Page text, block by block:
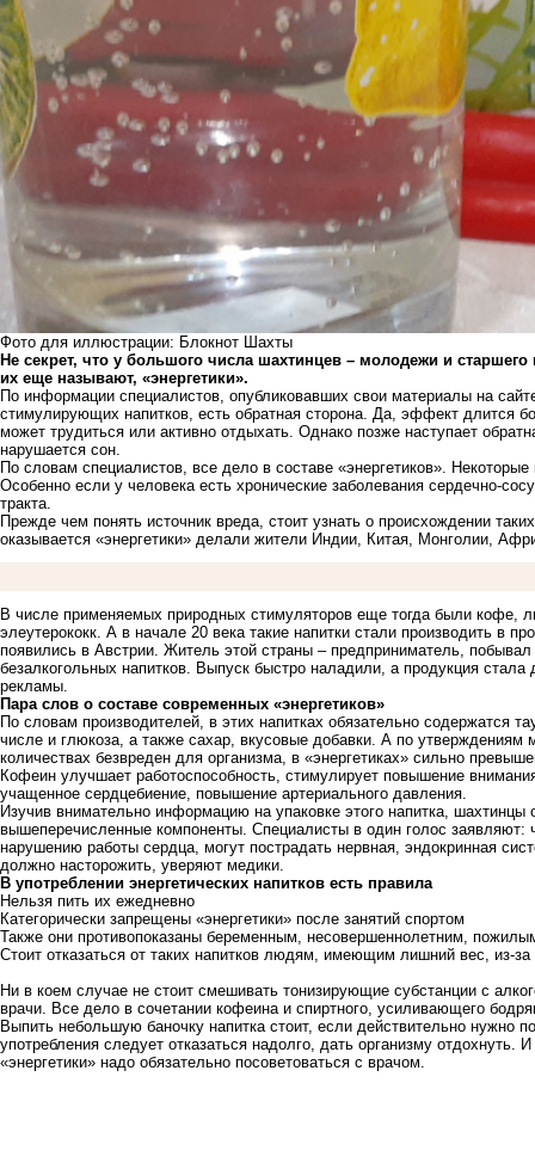
Фото для иллюстрации: Блокнот Шахты
Не секрет, что у большого числа шахтинцев – молодежи и
их еще называют, «энергетики».
По информации специалистов, опубликовавших свои материалы на
стимулирующих напитков, есть обратная сторона. Да, эффект длится
может трудиться или активно отдыхать. Однако позже наступает
нарушается сон.
По словам специалистов, все дело в составе «энергетиков».
Особенно если у человека есть хронические заболевания сердечно-
тракта.
Прежде чем понять источник вреда, стоит узнать о происхождении
оказывается «энергетики» делали жители Индии, Китая, Монголии,
В числе применяемых природных стимуляторов еще тогда были кофе,
элеутерококк. А в начале 20 века такие напитки стали производить в
появились в Австрии. Житель этой страны – предприниматель,
безалкогольных напитков. Выпуск быстро наладили, а продукция стала
рекламы.
Пара слов о составе современных «энергетиков»
По словам производителей, в этих напитках обязательно содержатся
числе и глюкоза, а также сахар, вкусовые добавки. А по утверждениям
количествах безвреден для организма, в «энергетиках» сильно
Кофеин улучшает работоспособность, стимулирует повышение
учащенное сердцебиение, повышение артериального давления.
Изучив внимательно информацию на упаковке этого напитка, шахтинцы
вышеперечисленные компоненты. Специалисты в один голос заявляют:
нарушению работы сердца, могут пострадать нервная, эндокринная
должно насторожить, уверяют медики.
В употреблении энергетических напитков есть правила
Нельзя пить их ежедневно
Категорически запрещены «энергетики» после занятий спортом
Также они противопоказаны беременным, несовершеннолетним,
Стоит отказаться от таких напитков людям, имеющим лишний вес, из-за
Ни в коем случае не стоит смешивать тонизирующие субстанции с
врачи. Все дело в сочетании кофеина и спиртного, усиливающего
Выпить небольшую баночку напитка стоит, если действительно нужно
употребления следует отказаться надолго, дать организму
«энергетики» надо обязательно посоветоваться с врачом.